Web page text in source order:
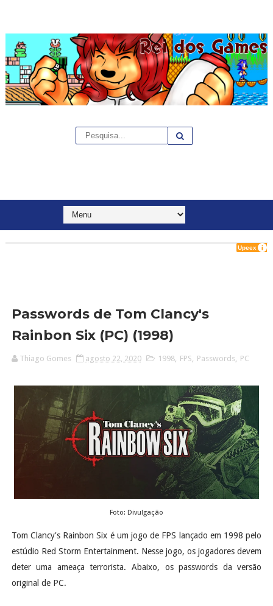
Passwords de Tom Clancy's
Rainbon Six (PC) (1998)
Thiago Gomes agosto 22, 2020 1998, FPS Passwords PC
Foto: Divulgação
Tom Clancy's Rainbon Six é um jogo de FPS lançado em 1998 pelo
estúdio Red Storm Entertainment. Nesse jogo, os jogadores devem
deter uma ameaça terrorista. Abaixo, os passwords da versão
original de PC.